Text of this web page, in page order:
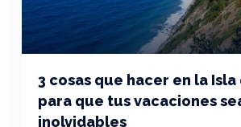
3 cosas que hacer en la Isla
para que tus vacaciones
inolvidables